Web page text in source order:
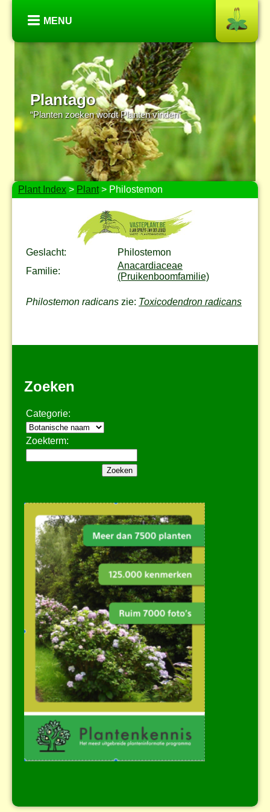
MENU
Plantago
“Planten zoeken wordt Planten vinden”
Plant Index > Plant> Philostemon
Geslacht:
Philostemon
Familie:
Anacardiaceae
(Pruikenboomfamilie)
Philostemon radicans zie: Toxicodendron radicans
Zoeken
Categorie:
Zoekterm: